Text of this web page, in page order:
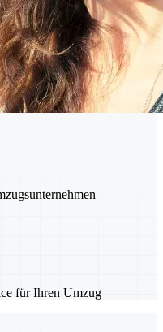
für Ihren Umzug